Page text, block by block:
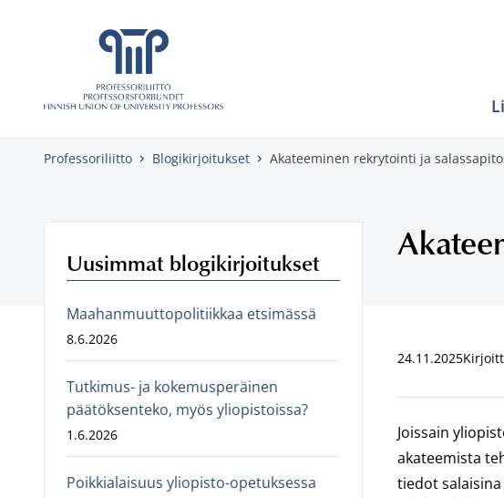
Skippaa sisältö
Professoriliitto Blogikirjoitukset Akateeminen rekrytointi ja
24.11.2025
Joissain
akateemista
tiedot
Uusimmat blogikirjoitukset
Maahanmuuttopolitiikkaa etsimässä
8.6.2026
Tutkimus- ja kokemusperäinen
päätöksenteko, myös yliopistoissa?
1.6.2026
Poikkialaisuus yliopisto-opetuksessa